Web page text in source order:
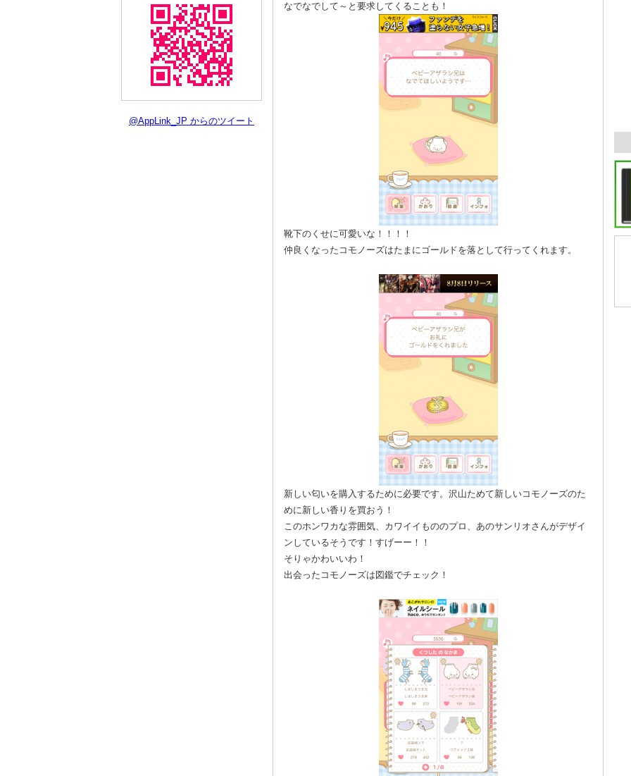
@AppLink_JP からのツイート
なでなでして～と要求してくることも！
靴下のくせに可愛いな！！！！
仲良くなったコモノーズはたまにゴールドを落として行ってくれます。
新しい匂いを購入するために必要です。沢山ためて新しいコモノーズのた
めに新しい香りを買おう！
このホンワカな雰囲気、カワイイもののプロ、あのサンリオさんがデザイ
ンしているそうです！すげーー！！
そりゃかわいいわ！
出会ったコモノーズは図鑑でチェック！